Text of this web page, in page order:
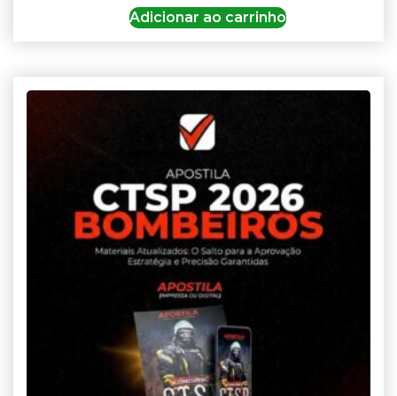
Adicionar ao carrinho